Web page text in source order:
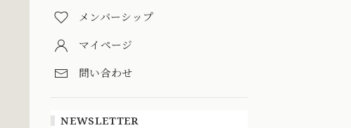
メンバーシップ
マイページ
問い合わせ
NEWSLETTER